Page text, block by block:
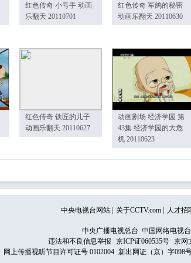
红色传奇 小号手 动画
乐翻天 20110701
红色传奇 军鸽的秘密
动画乐翻天 20110630
红色传奇 铁匠的儿子
动画乐翻天 20110627
动画剧场 经济学园 第
43集 经济学园的大危
机 20110623
中央电视台网站 关于CCTV.com 人才招
中央广播电视总台 中国网络电视
违法和不良信息举报
京ICP证060535号
京网
网上传播视听节目许可证号 0102004 新出网证（京）字098